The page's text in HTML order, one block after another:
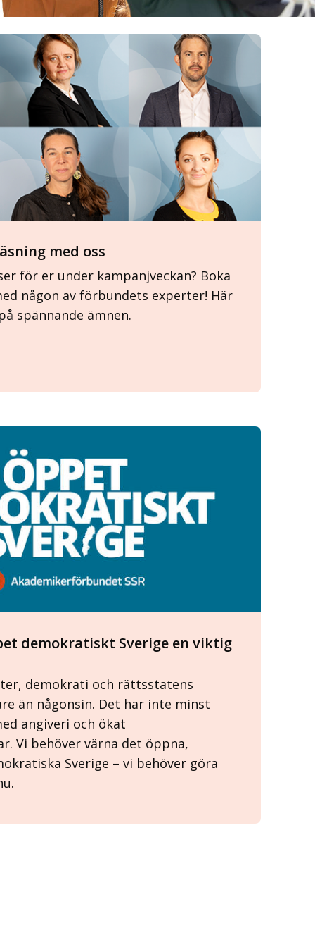
med oss
för er under kampanjveckan? Boka
någon av förbundets experter! Här
spännande ämnen.
demokratiskt Sverige en viktig
demokrati och rättsstatens
än någonsin. Det har inte minst
angiveri och ökat
Vi behöver värna det öppna,
Sverige – vi behöver göra